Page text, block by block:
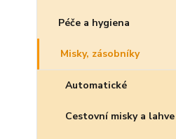
Péče a hygiena
Misky, zásobníky
Automatické
Cestovní misky a lahve